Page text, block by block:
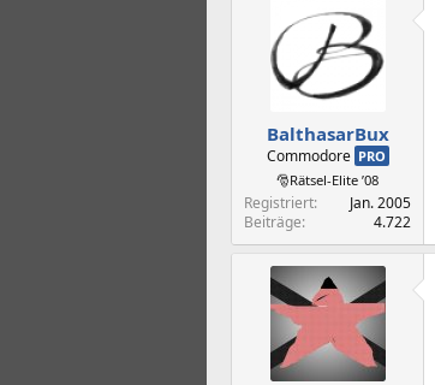
BalthasarBux
Commodore PRO
🎅Rätsel-Elite ’08
Registriert
Jan. 2005
Beiträge
4.722